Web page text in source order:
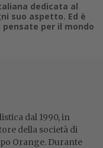
dedicata al
suo aspetto. Ed è
pensate per il mondo
dal 1990, in
della società di
Orange. Durante